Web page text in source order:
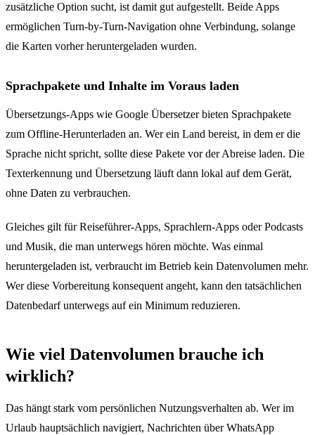
zusätzliche Option sucht, ist damit gut aufgestellt. Beide Apps
ermöglichen Turn-by-Turn-Navigation ohne Verbindung, solange
die Karten vorher heruntergeladen wurden.
Sprachpakete und Inhalte im Voraus laden
Übersetzungs-Apps wie Google Übersetzer bieten Sprachpakete
zum Offline-Herunterladen an. Wer ein Land bereist, in dem er die
Sprache nicht spricht, sollte diese Pakete vor der Abreise laden. Die
Texterkennung und Übersetzung läuft dann lokal auf dem Gerät,
ohne Daten zu verbrauchen.
Gleiches gilt für Reiseführer-Apps, Sprachlern-Apps oder Podcasts
und Musik, die man unterwegs hören möchte. Was einmal
heruntergeladen ist, verbraucht im Betrieb kein Datenvolumen mehr.
Wer diese Vorbereitung konsequent angeht, kann den tatsächlichen
Datenbedarf unterwegs auf ein Minimum reduzieren.
Wie viel Datenvolumen brauche ich
wirklich?
Das hängt stark vom persönlichen Nutzungsverhalten ab. Wer im
Urlaub hauptsächlich navigiert, Nachrichten über WhatsApp